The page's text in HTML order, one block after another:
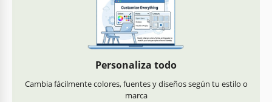
Personaliza todo
Cambia fácilmente colores, fuentes y diseños según tu estilo o
marca